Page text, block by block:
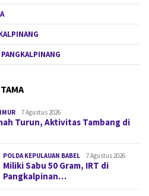
7 Agustus 2026
Turun, Aktivitas Tambang di
POLDA KEPULAUAN BABEL 7 Agustus 2026
Miliki Sabu 50 Gram, IRT di
Pangkalpinan…